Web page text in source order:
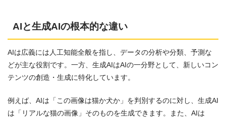
AIと生成AIの根本的な違い
AIは広義には人工知能全般を指し、データの分析や分類、予測な
どが主な役割です。一方、生成AIはAIの一分野として、新しいコン
テンツの創造・生成に特化しています。
例えば、AIは「この画像は猫か犬か」を判別するのに対し、生成AI
は「リアルな猫の画像」そのものを生成できます。また、AIは